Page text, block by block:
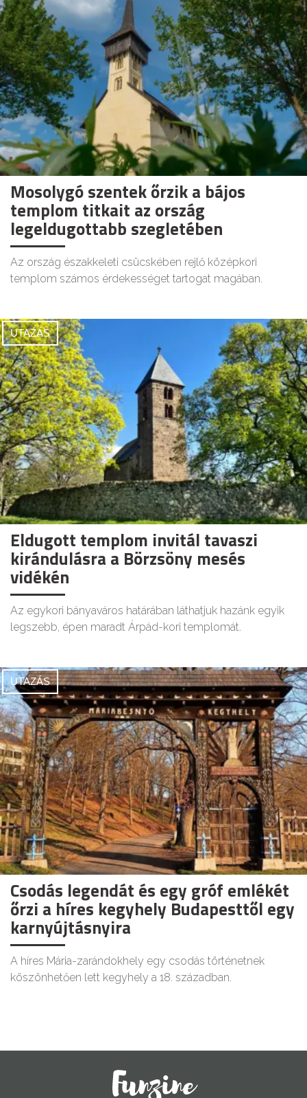
Mosolygó szentek őrzik a bájos
templom titkait az ország
legeldugottabb szegletében
Az ország északkeleti csücskében rejlő középkori
templom számos érdekességet tartogat magában.
UTAZÁS
Eldugott templom invitál tavaszi
kirándulásra a Börzsöny mesés
vidékén
Az egykori bányaváros határában láthatjuk hazánk egyik
legszebb, épen maradt Árpád-kori templomát.
UTAZÁS
Csodás legendát és egy gróf emlékét
őrzi a híres kegyhely Budapesttől egy
karnyújtásnyira
A híres Mária-zarándokhely egy csodás történetnek
köszönhetően lett kegyhely a 18. században.